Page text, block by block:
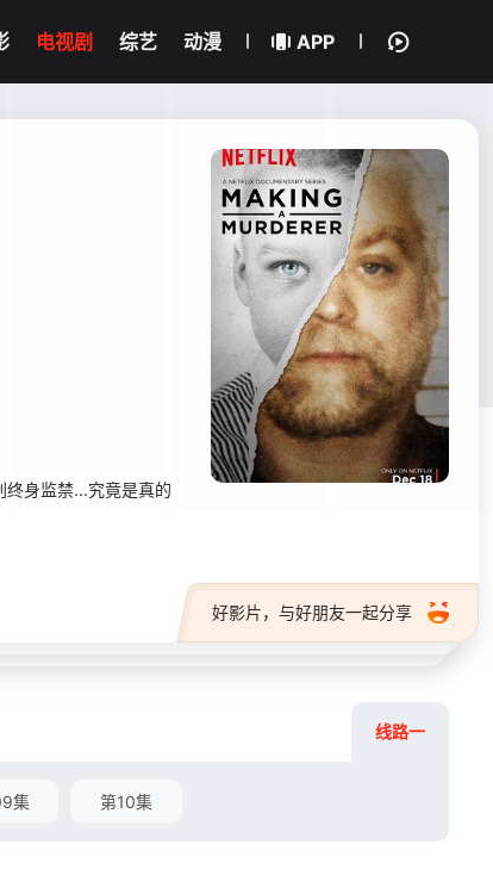
电视剧 综艺 动漫 APP
身监禁...究竟是真的
好影片，与好朋友一起分享
线路一
集 第10集